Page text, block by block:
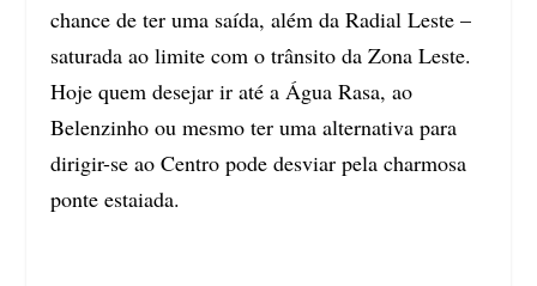
chance de ter uma saída, além da Radial Leste –
saturada ao limite com o trânsito da Zona Leste.
Hoje quem desejar ir até a Água Rasa, ao
Belenzinho ou mesmo ter uma alternativa para
dirigir-se ao Centro pode desviar pela charmosa
ponte estaiada.